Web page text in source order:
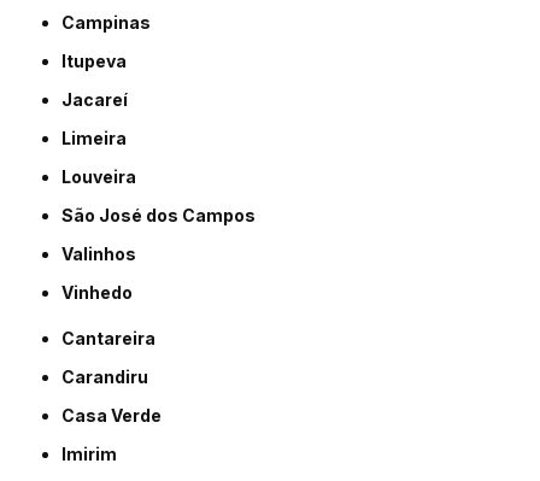
Campinas
Itupeva
Jacareí
Limeira
Louveira
São José dos Campos
Valinhos
Vinhedo
Cantareira
Carandiru
Casa Verde
Imirim